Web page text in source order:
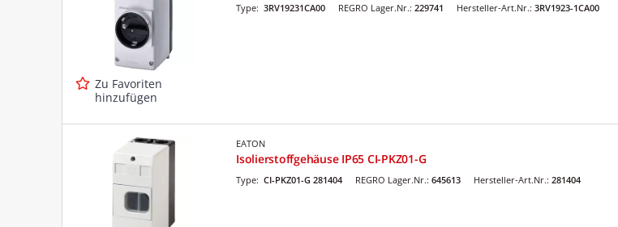
Zu Favoriten
hinzufügen
REGRO Lager.Nr.: 229741
Type: 3RV19231CA00 Hersteller-Art.Nr.: 3RV1923-1CA00
EATON
Isolierstoffgehäuse IP65 CI-PKZ01-G
REGRO Lager.Nr.: 645613
Type: CI-PKZ01-G 281404 Hersteller-Art.Nr.: 281404